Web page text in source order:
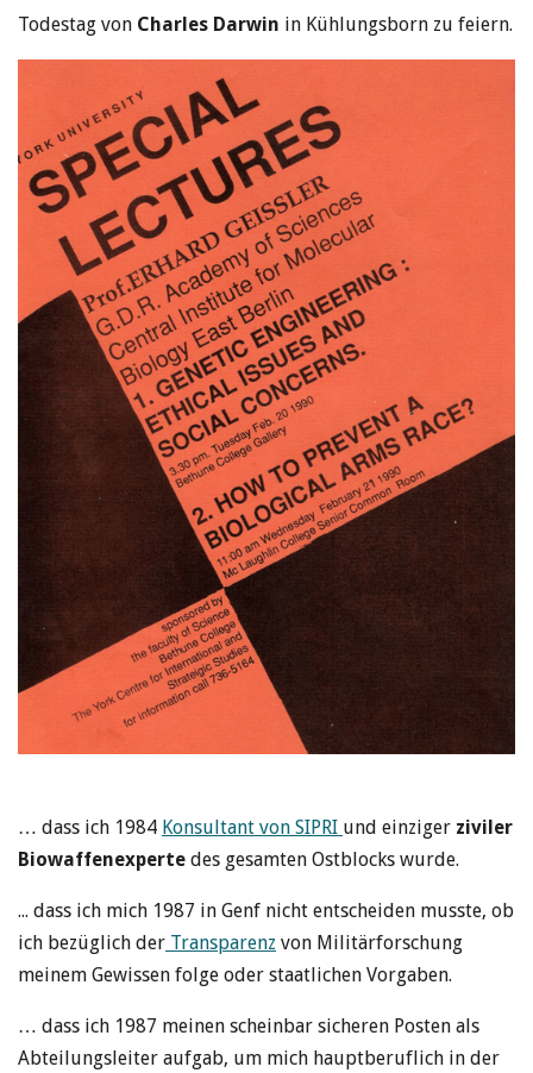
Todestag von Charles Darwin in Kühlungsborn zu feiern.
… dass ich 1984 Konsultant von SIPRI und einziger ziviler
Biowaffenexperte des gesamten Ostblocks wurde.
... dass ich mich 1987 in Genf nicht entscheiden musste, ob
ich bezüglich der Transparenz von Militärforschung
meinem Gewissen folge oder staatlichen Vorgaben.
… dass ich 1987 meinen scheinbar sicheren Posten als
Abteilungsleiter aufgab, um mich hauptberuflich in der